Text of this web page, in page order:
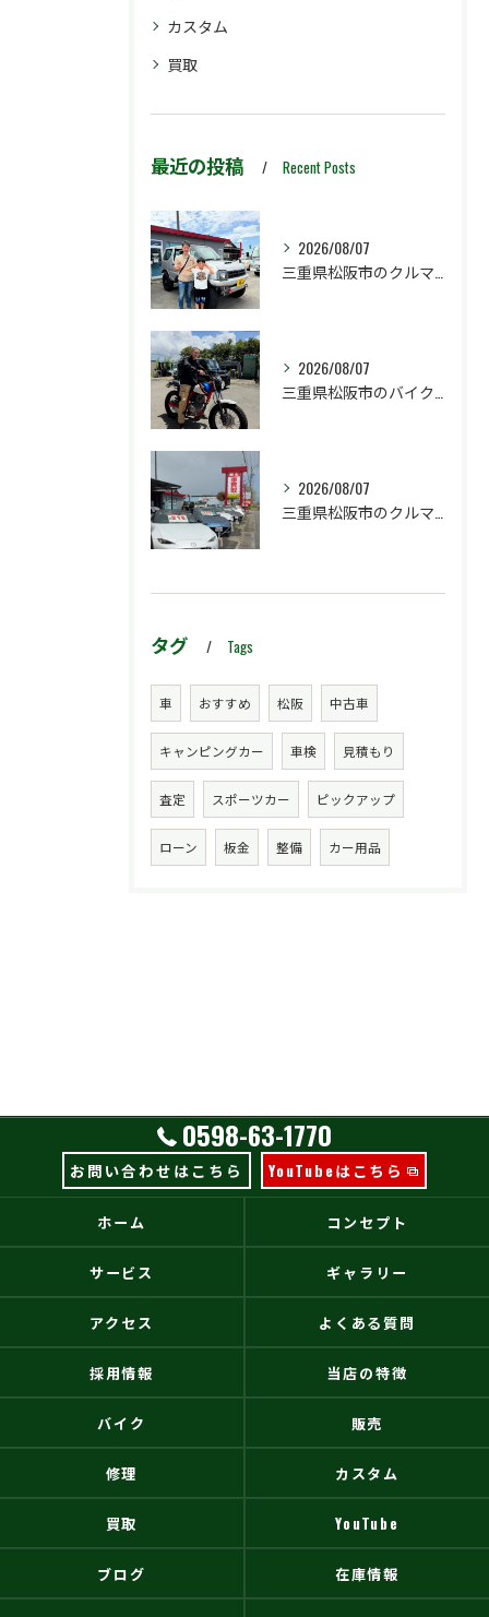
カスタム
買取
最近の投稿 Recent Posts
2026/08/07
2026/08/07
2026/08/07
タグ Tags
車 おすすめ 松阪 中古車
キャンピングカー 車検 見積もり
査定 スポーツカー ピックアップ
ローン 板金 整備 カー用品
0598-63-1770
お問い合わせはこちら YouTubeはこちら
ホーム コンセプト
サービス ギャラリー
アクセス よくある質問
採用情報 当店の特徴
バイク 販売
修理 カスタム
買取 YouTube
ブログ 在庫情報